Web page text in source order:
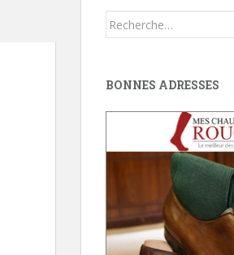
Search
BONNES ADRESSES